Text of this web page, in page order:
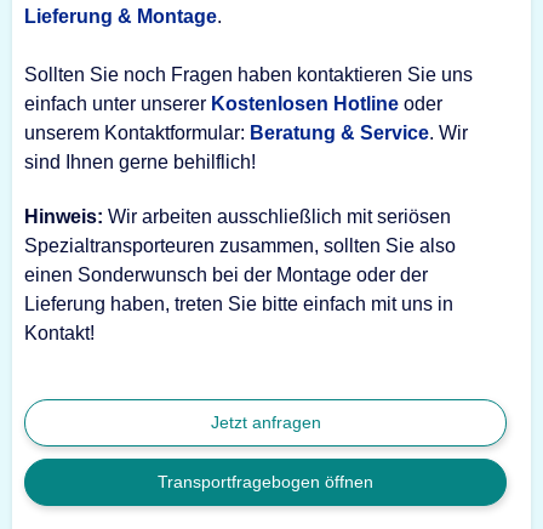
Lieferung & Montage.
Sollten Sie noch Fragen haben kontaktieren Sie uns
einfach unter unserer Kostenlosen Hotline oder
unserem Kontaktformular: Beratung & Service. Wir
sind Ihnen gerne behilflich!
Hinweis: Wir arbeiten ausschließlich mit seriösen
Spezialtransporteuren zusammen, sollten Sie also
einen Sonderwunsch bei der Montage oder der
Lieferung haben, treten Sie bitte einfach mit uns in
Kontakt!
Jetzt anfragen
Transportfragebogen öffnen